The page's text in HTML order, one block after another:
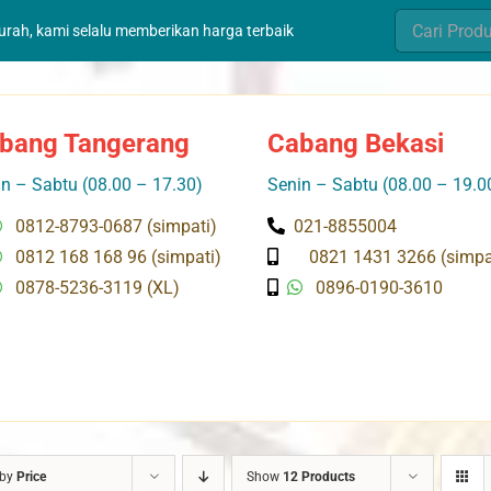
kami selalu memberikan harga terbaik
Search
for:
Tangerang
– Sabtu (08.00 – 17.30)
0812-8793-0687 (simpati)
0812 168 168 96 (simpati)
0878-5236-3119 (XL)
Cabang Bekasi
Senin – Sabtu (08.00 –
021-8855004
0821 1431 3266
0896-0190-3610
Price Show 12 Products